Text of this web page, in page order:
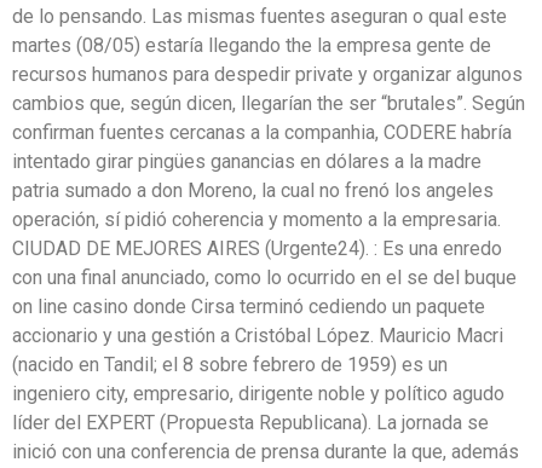
de lo pensando. Las mismas fuentes aseguran o qual este
martes (08/05) estaría llegando the la empresa gente de
recursos humanos para despedir private y organizar algunos
cambios que, según dicen, llegarían the ser “brutales”. Según
confirman fuentes cercanas a la companhia, CODERE habría
intentado girar pingües ganancias en dólares a la madre
patria sumado a don Moreno, la cual no frenó los angeles
operación, sí pidió coherencia y momento a la empresaria.
CIUDAD DE MEJORES AIRES (Urgente24). : Es una enredo
con una final anunciado, como lo ocurrido en el se del buque
on line casino donde Cirsa terminó cediendo un paquete
accionario y una gestión a Cristóbal López. Mauricio Macri
(nacido en Tandil; el 8 sobre febrero de 1959) es un
ingeniero city, empresario, dirigente noble y político agudo
líder del EXPERT (Propuesta Republicana). La jornada se
inició con una conferencia de prensa durante la que, además